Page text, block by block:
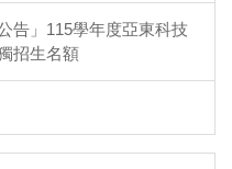
告」115學年度亞東科技
招生名額